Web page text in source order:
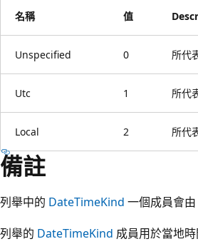
名稱 值
Unspecified 0 所代
Utc 1 所代
Local 2 所代
備註
列舉中的 DateTimeKind 一個成員會由
列舉的 DateTimeKind 成員用於當地